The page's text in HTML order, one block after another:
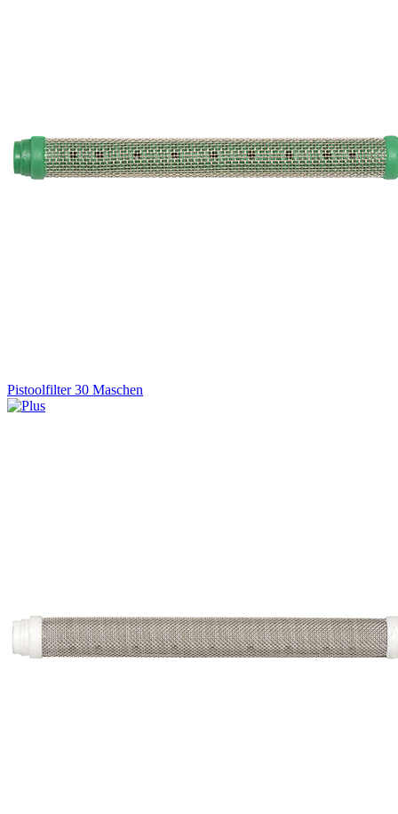
Pistoolfilter 30 Maschen